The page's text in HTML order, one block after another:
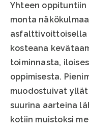
Yhteen
monta
asfalttivoittoisella
kosteana
toiminnasta,
oppimisesta.
muodostuivat
suurina aarteina
kotiin muistoksi